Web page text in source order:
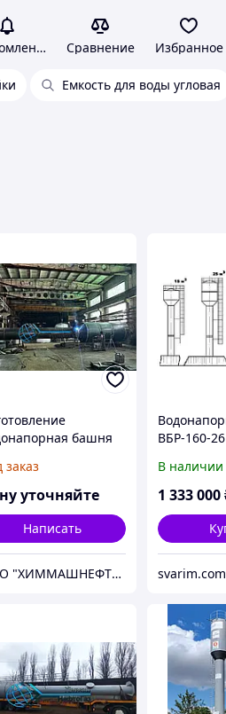
Сравнение Избранное
Емкость для воды угловая
башня
25
заказ
уточняйте
Написать
ООО "ХИММАШНЕФТЕГАЗ"
ВБР-160-26
В наличии
1 333 000